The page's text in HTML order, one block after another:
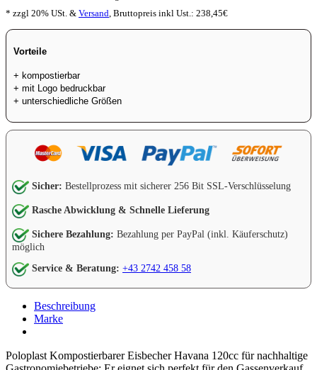
* zzgl 20% USt. & Versand Bruttopreis inkl Ust.: 238,45€
Vorteile
+ kompostierbar
+ mit Logo bedruckbar
+ unterschiedliche Größen
Sicher: Bestellprozess mit sicherer 256 Bit SSL-Verschlüsselung
Rasche Abwicklung & Schnelle Lieferung
Sichere Bezahlung: Bezahlung per PayPal (inkl. Käuferschutz)
möglich
Service & Beratung: +43 2742 458 58
Beschreibung
Marke
Poloplast Kompostierbarer Eisbecher Havana 120cc für nachhaltige